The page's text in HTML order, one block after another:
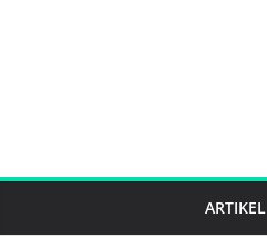
ARTIKEL